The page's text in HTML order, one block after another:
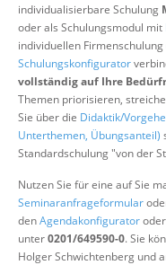
individualisierbare Schulung
oder als Schulungsmodul mit
individuellen
Schulungskonfigurator
vollständig auf Ihre
Themen priorisieren,
Sie über die Didaktik/
Unterthemen, Übungsanteil)
Standardschulung "von der
Nutzen Sie für eine auf Sie
Seminaranfrageformular
denAgendakonfigurator
unter0201/649590-0. Sie
Holger Schwichtenberg und